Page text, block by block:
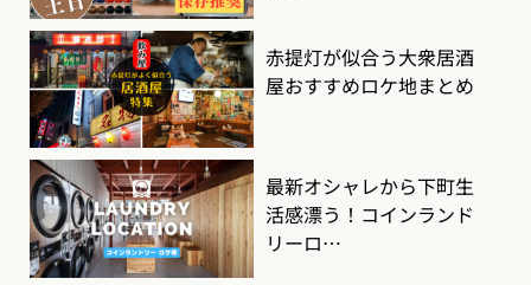
赤提灯が似合う大衆居酒
屋おすすめロケ地まとめ
最新オシャレから下町生
活感漂う！コインランド
リーロ…